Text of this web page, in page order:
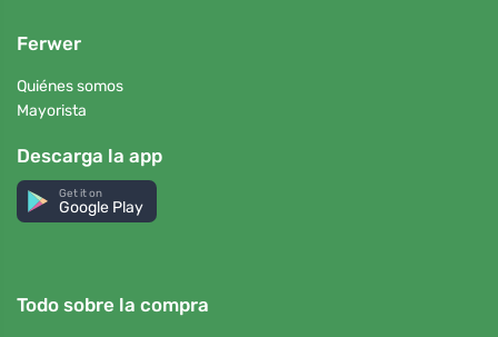
Ferwer
Quiénes somos
Mayorista
Descarga la app
Get it on
Google Play
Todo sobre la compra